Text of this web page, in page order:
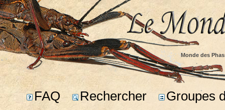
Monde des
FAQ Rechercher
Groupes